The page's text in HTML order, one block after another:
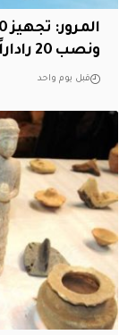
ونصب 20 راداراً في بغداد
قبل يوم واحد